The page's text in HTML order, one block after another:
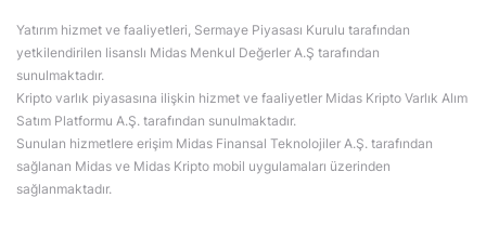
Yatırım hizmet ve faaliyetleri, Sermaye Piyasası Kurulu tarafından
yetkilendirilen lisanslı Midas Menkul Değerler A.Ş tarafından
sunulmaktadır.
Kripto varlık piyasasına ilişkin hizmet ve faaliyetler Midas Kripto Varlık Alım
Satım Platformu A.Ş. tarafından sunulmaktadır.
Sunulan hizmetlere erişim Midas Finansal Teknolojiler A.Ş. tarafından
sağlanan Midas ve Midas Kripto mobil uygulamaları üzerinden
sağlanmaktadır.